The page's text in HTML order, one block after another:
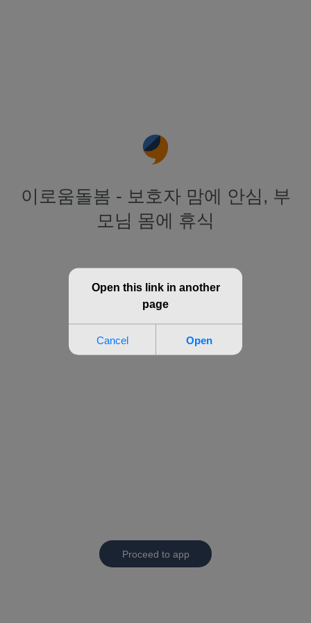
이로움돌봄 - 보호자 맘에 안심, 부
모님 몸에 휴식
Proceed to app